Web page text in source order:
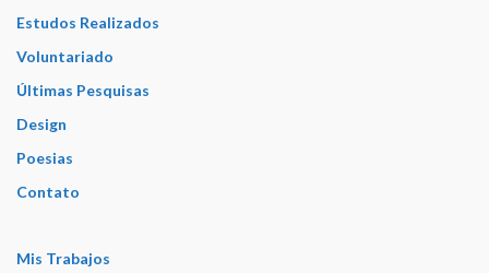
Estudos Realizados
Voluntariado
Últimas Pesquisas
Design
Poesias
Contato
Mis Trabajos